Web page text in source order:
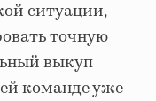
ситуации,
точную
выкуп
команде уже